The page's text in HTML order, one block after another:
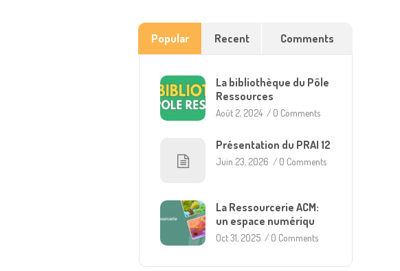
Popular Recent Comments
La bibliothèque du Pôle
Ressources
Août 2, 2024 / 0 Comments
Présentation du PRAI 12
Juin 23, 2026 / 0 Comments
La Ressourcerie ACM:
un espace numériqu
Oct 31, 2025 / 0 Comments